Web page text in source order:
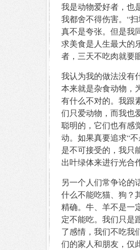
我是动物爱好者，也
我都舍不得伤害。“
真不是夸张。但是我
求美食是人生最大的
者，三天不吃肉就要
我认为我的做法没有
本来就是杂食动物，
有什么不对的。我跟
们只爱动物，而我也
聪明的，它们也有感
动。如果真要追求“
是不可接受的，我只
出叶绿体来进行光合
另一个人们常争论的
什么不能吃猫、狗？
精确。牛、羊不是一
定不能吃。我们只是
了感情，我们不吃我
们的家人和朋友，仅